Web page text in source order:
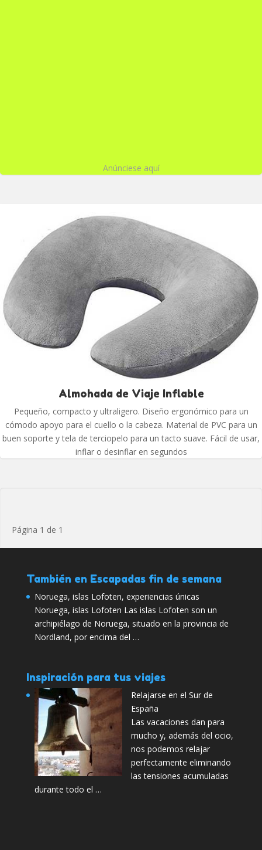
Anúnciese aquí
Almohada de Viaje Inflable
Pequeño, compacto y ultraligero. Diseño ergonómico para un
cómodo apoyo para el cuello o la cabeza. Material de PVC para un
buen soporte y tela de terciopelo para un tacto suave. Fácil de usar,
inflar o desinflar en segundos
Página 1 de 1
También en Escapadas fin de semana
Noruega, islas Lofoten, experiencias únicas
Noruega, islas Lofoten Las islas Lofoten son un
archipiélago de Noruega, situado en la provincia de
Nordland, por encima del …
Inspiración para tus viajes
Relajarse en el Sur de
España
Las vacaciones dan para
mucho y, además del ocio,
nos podemos relajar
perfectamente eliminando
las tensiones acumuladas
durante todo el …